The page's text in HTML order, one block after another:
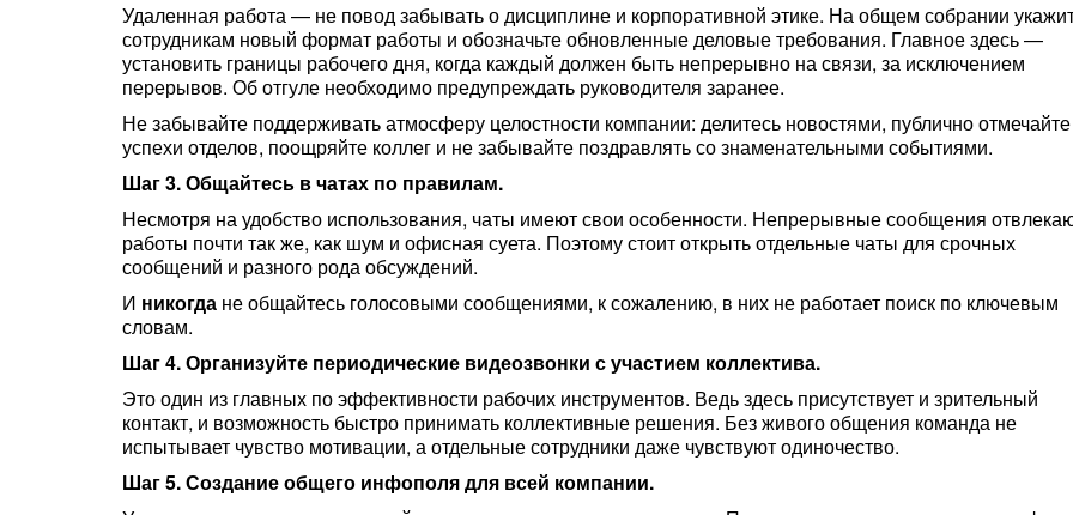
Удаленная работа — не повод забывать о дисциплине и корпоративной этике. На общем собрании
сотрудникам новый формат работы и обозначьте обновленные деловые требования. Главное здесь —
установить границы рабочего дня, когда каждый должен быть непрерывно на связи, за исключением
перерывов. Об отгуле необходимо предупреждать руководителя заранее.
Не забывайте поддерживать атмосферу целостности компании: делитесь новостями, публично отмечайте
успехи отделов, поощряйте коллег и не забывайте поздравлять со знаменательными событиями.
Шаг 3. Общайтесь в чатах по правилам.
Несмотря на удобство использования, чаты имеют свои особенности. Непрерывные сообщения
работы почти так же, как шум и офисная суета. Поэтому стоит открыть отдельные чаты для срочных
сообщений и разного рода обсуждений.
И никогда не общайтесь голосовыми сообщениями, к сожалению, в них не работает поиск по ключевым
словам.
Шаг 4. Организуйте периодические видеозвонки с участием коллектива.
Это один из главных по эффективности рабочих инструментов. Ведь здесь присутствует и зрительный
контакт, и возможность быстро принимать коллективные решения. Без живого общения команда не
испытывает чувство мотивации, а отдельные сотрудники даже чувствуют одиночество.
Шаг 5. Создание общего инфополя для всей компании.